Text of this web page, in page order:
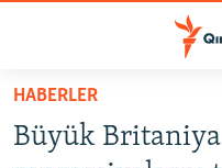
Esas
qaytmaq
HABERLER
SİYASET
HABERLER
Büyük